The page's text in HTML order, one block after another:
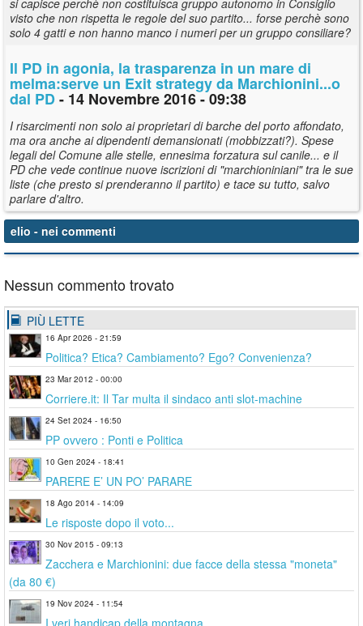
visto che non rispetta le regole del suo partito... forse perchè sono
solo 4 gatti e non hanno manco i numeri per un gruppo consiliare?
Il PD in agonia, la trasparenza in un mare di
melma:serve un Exit strategy da Marchionini...o
dal PD- 14 Novembre 2016 - 09:38
I risarcimenti non solo ai proprietari di barche del porto affondato,
ma ora anche ai dipendenti demansionati (mobbizzati?). Spese
legali del Comune alle stelle, ennesima forzatura sul canile... e il
PD che vede continue nuove iscrizioni di "marchioniniani" tra le sue
liste (che presto si prenderanno il partito) e tace su tutto, salvo
parlare d'altro.
elio - nei commenti
Nessun commento trovato
PIÙ LETTE
16 Apr 2026 - 21:59
Politica? Etica? Cambiamento? Ego? Convenienza?
23 Mar 2012 - 00:00
Corriere.it: Il Tar multa il sindaco anti slot-machine
24 Set 2024 - 16:50
PP ovvero : Ponti e Politica
10 Gen 2024 - 18:41
PARERE E’ UN PO’ PARARE
18 Ago 2014 - 14:09
Le risposte dopo il voto...
30 Nov 2015 - 09:13
Zacchera e Marchionini: due facce della stessa "moneta"
(da 80 €)
19 Nov 2024 - 11:54
I veri handicap della montagna